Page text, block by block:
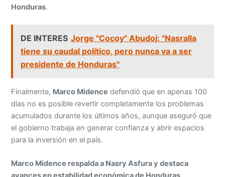
Honduras.
DE INTERES Jorge "Cocoy" Abudoj: "Nasralla
tiene su caudal político, pero nunca va a ser
presidente de Honduras"
Finalmente, Marco Midence defendió que en apenas 100
días no es posible revertir completamente los problemas
acumulados durante los últimos años, aunque aseguró que
el gobierno trabaja en generar confianza y abrir espacios
para la inversión en el país.
Marco Midence respalda a Nasry Asfura y destaca